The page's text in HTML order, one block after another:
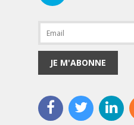
JE M'ABONNE